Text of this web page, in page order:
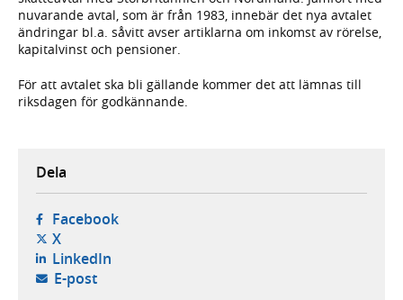
nuvarande avtal, som är från 1983, innebär det nya avtalet
ändringar bl.a. såvitt avser artiklarna om inkomst av rörelse,
kapitalvinst och pensioner.
För att avtalet ska bli gällande kommer det att lämnas till
riksdagen för godkännande.
Dela
Facebook- öppnas i ny flik, extern webbplats,
X- öppnas i ny flik, extern webbplats,
LinkedIn- öppnas i ny flik, extern webbplats,
E-post- öppnar din e-postklient,